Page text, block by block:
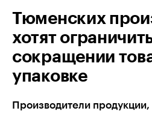
Тюменских
хотят
сокращении
упаковке
Производители